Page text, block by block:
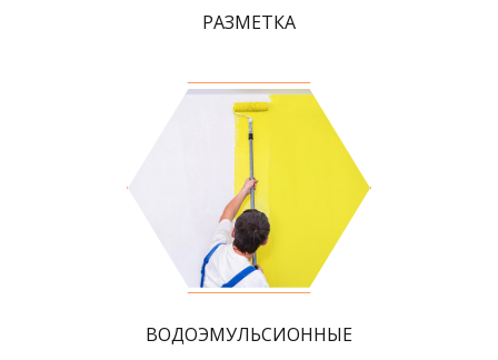
РАЗМЕТКА
ВОДОЭМУЛЬСИОННЫЕ